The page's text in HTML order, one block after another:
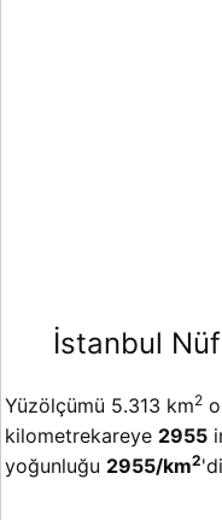
İstanbul
Yüzölçümü 5.313 km2
kilometrekareye 2955
yoğunluğu 2955/km2